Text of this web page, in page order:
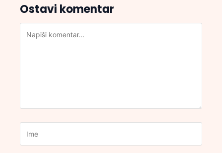
Ostavi komentar